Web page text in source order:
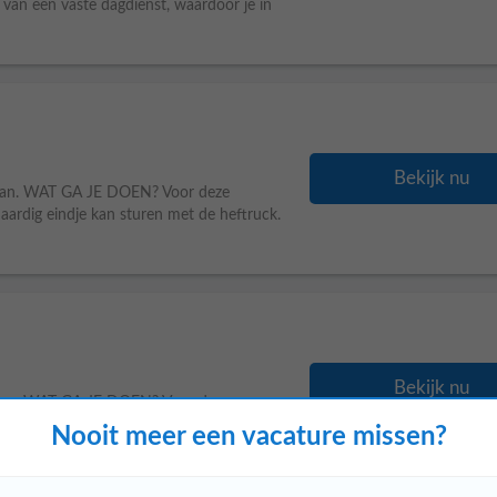
van een vaste dagdienst, waardoor je in
WAT GA JE DOEN? Voor deze
eindje kan sturen met de heftruck.
Bekijk nu
WAT GA JE DOEN? Voor deze
eindje kan sturen met de heftruck.
Bekijk nu
Nooit meer een vacature missen?